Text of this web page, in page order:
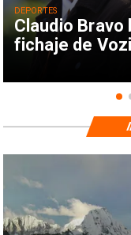
Claudio
fichaje de
DEPORTES